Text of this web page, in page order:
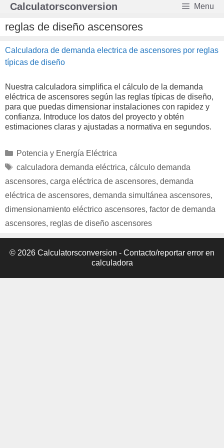
Saltar
contenido
Calculatorsconversion Menu
reglas de diseño ascensores
Calculadora de demanda electrica de ascensores por reglas
típicas de diseño
Nuestra calculadora simplifica el cálculo de la demanda
eléctrica de ascensores según las reglas típicas de diseño,
para que puedas dimensionar instalaciones con rapidez y
confianza. Introduce los datos del proyecto y obtén
estimaciones claras y ajustadas a normativa en segundos.
Categorías
Potencia y Energía Eléctrica
Etiquetas
calculadora demanda eléctrica, cálculo demanda
ascensores, carga eléctrica de ascensores, demanda
eléctrica de ascensores, demanda simultánea ascensores,
dimensionamiento eléctrico ascensores, factor de demanda
ascensores, reglas de diseño ascensores
© 2026 Calculatorsconversion - Contacto/reportar error en
calculadora